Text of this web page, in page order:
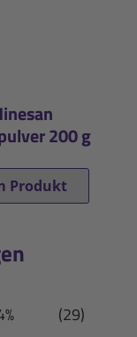
200 g
Produkt
(29)